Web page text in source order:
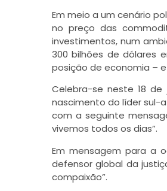
Em meio a um cenário
no preço das
investimentos, num
300 bilhões de dólares
posição de economia –
Celebra-se neste 18 de
nascimento do líder sul-
com a seguinte
vivemos todos os dias”.
Em mensagem para a
defensor global da
compaixão”.